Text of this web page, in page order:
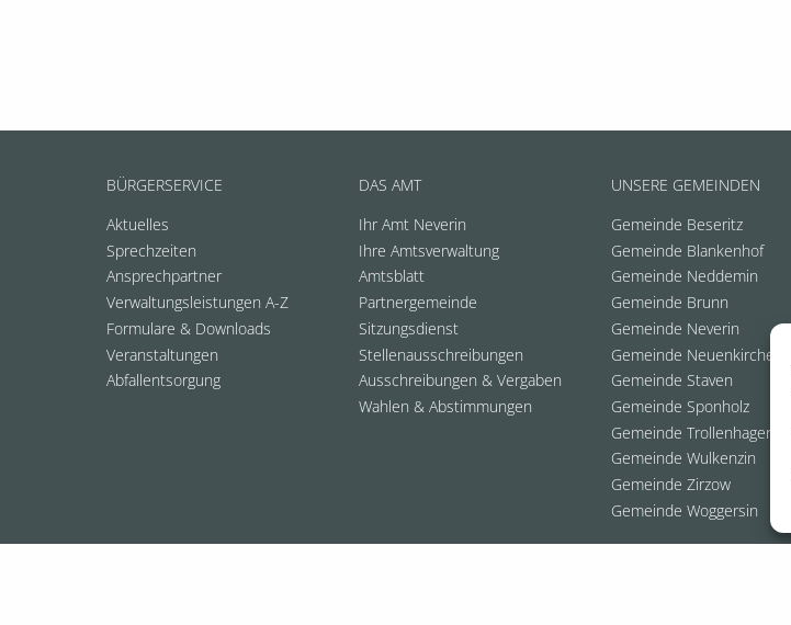
BÜRGERSERVICE
Aktuelles
Sprechzeiten
Ansprechpartner
Verwaltungsleistungen A-Z
Formulare & Downloads
Veranstaltungen
Abfallentsorgung
DAS AMT
Ihr Amt Neverin
Ihre Amtsverwaltung
Amtsblatt
Partnergemeinde
Sitzungsdienst
Stellenausschreibungen
Ausschreibungen & Vergaben
Wahlen & Abstimmungen
UNSERE GEMEINDEN
Gemeinde Beseritz
Gemeinde Blankenhof
Gemeinde Neddemin
Gemeinde Brunn
Gemeinde Neverin
Gemeinde Neuenkirchen
Gemeinde Staven
Gemeinde Sponholz
Gemeinde Trollenhagen
Gemeinde Wulkenzin
Gemeinde Zirzow
Gemeinde Woggersin